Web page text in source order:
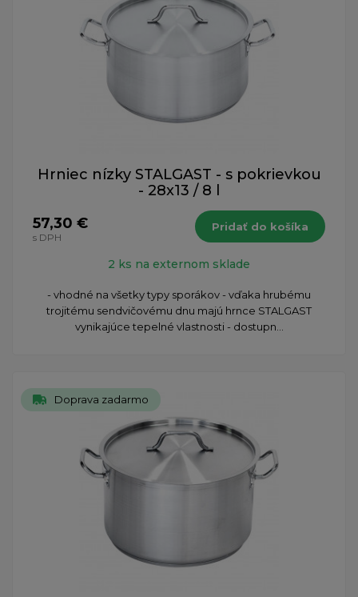
Hrniec nízky STALGAST - s pokrievkou
- 28x13 / 8 l
57,30 €
s DPH
Pridať do košíka
2 ks na externom sklade
- vhodné na všetky typy sporákov - vďaka hrubému
trojitému sendvičovému dnu majú hrnce STALGAST
vynikajúce tepelné vlastnosti - dostupn...
Doprava zadarmo